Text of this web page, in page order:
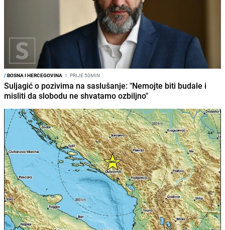
/BOSNA I HERCEGOVINA I PRIJE 50MIN
Suljagić o pozivima na saslušanje: "Nemojte biti budale i
misliti da slobodu ne shvatamo ozbiljno"